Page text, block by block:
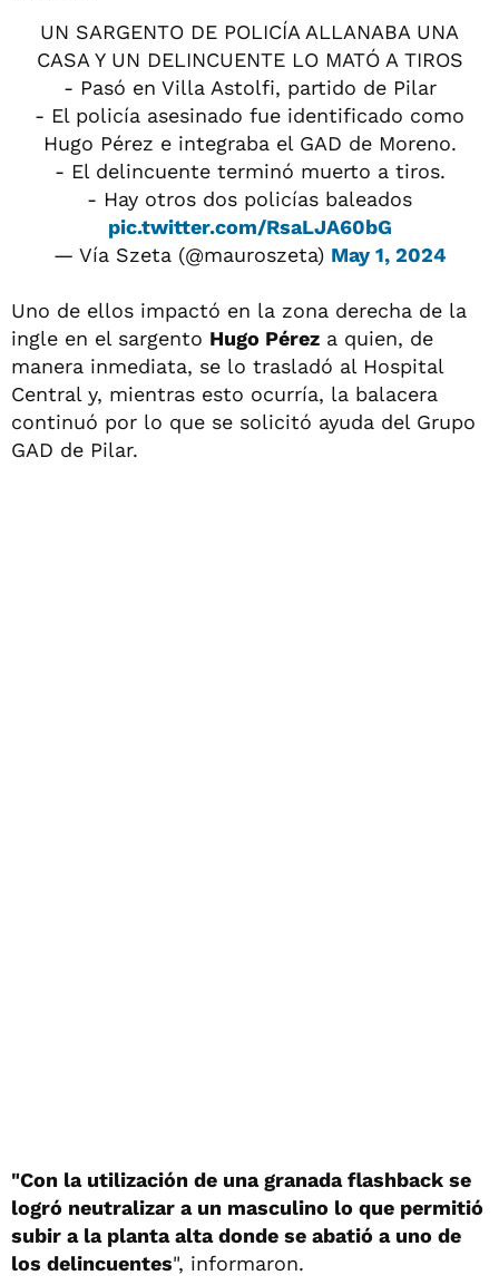
UN SARGENTO DE POLICÍA ALLANABA UNA
CASA Y UN DELINCUENTE LO MATÓ A TIROS
- Pasó en Villa Astolfi, partido de Pilar
- El policía asesinado fue identificado como
Hugo Pérez e integraba el GAD de Moreno.
- El delincuente terminó muerto a tiros.
- Hay otros dos policías baleados
pic.twitter.com/RsaLJA60bG
— Vía Szeta (@mauroszeta) May 1, 2024
Uno de ellos impactó en la zona derecha de la
ingle en el sargento Hugo Pérez a quien, de
manera inmediata, se lo trasladó al Hospital
Central y, mientras esto ocurría, la balacera
continuó por lo que se solicitó ayuda del Grupo
GAD de Pilar.
"Con la utilización de una granada flashback se
logró neutralizar a un masculino lo que permitió
subir a la planta alta donde se abatió a uno de
los delincuentes", informaron.